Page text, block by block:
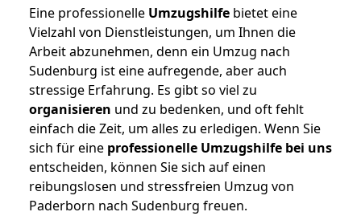
Eine professionelle Umzugshilfe bietet eine
Vielzahl von Dienstleistungen, um Ihnen die
Arbeit abzunehmen, denn ein Umzug nach
Sudenburg ist eine aufregende, aber auch
stressige Erfahrung. Es gibt so viel zu
organisieren und zu bedenken, und oft fehlt
einfach die Zeit, um alles zu erledigen. Wenn Sie
sich für eine professionelle Umzugshilfe bei uns
entscheiden, können Sie sich auf einen
reibungslosen und stressfreien Umzug von
Paderborn nach Sudenburg freuen.